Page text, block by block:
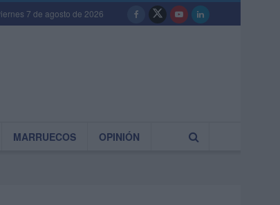
7 de agosto de 2026
MARRUECOS OPINIÓN